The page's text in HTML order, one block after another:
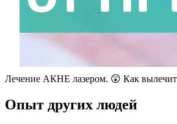
Лечение АКНЕ лазером. 😲 Как
Опыт других людей